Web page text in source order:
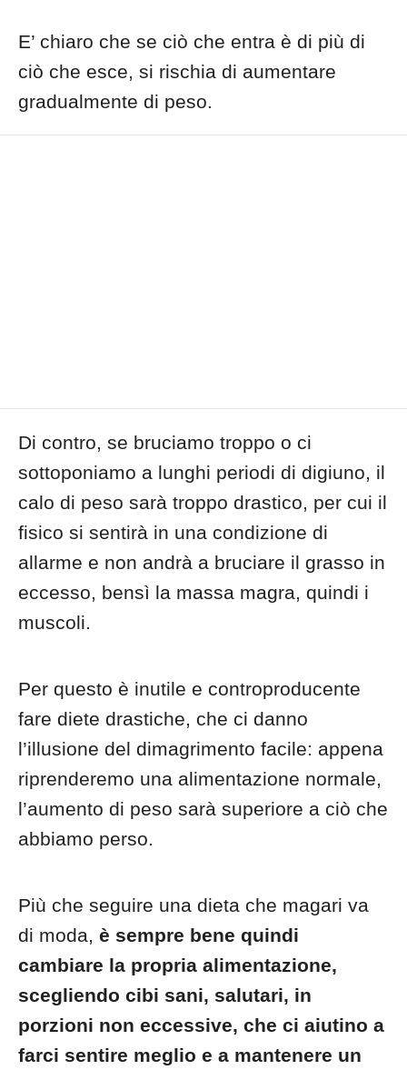
E’ chiaro che se ciò che entra è di più di
ciò che esce, si rischia di aumentare
gradualmente di peso.
Di contro, se bruciamo troppo o ci
sottoponiamo a lunghi periodi di digiuno, il
calo di peso sarà troppo drastico, per cui il
fisico si sentirà in una condizione di
allarme e non andrà a bruciare il grasso in
eccesso, bensì la massa magra, quindi i
muscoli.
Per questo è inutile e controproducente
fare diete drastiche, che ci danno
l’illusione del dimagrimento facile: appena
riprenderemo una alimentazione normale,
l’aumento di peso sarà superiore a ciò che
abbiamo perso.
Più che seguire una dieta che magari va
di moda, è sempre bene quindi
cambiare la propria alimentazione,
scegliendo cibi sani, salutari, in
porzioni non eccessive, che ci aiutino a
farci sentire meglio e a mantenere un